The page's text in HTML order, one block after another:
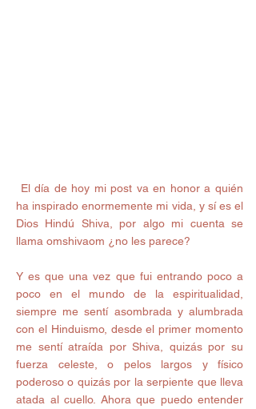
ha inspirado enormemente mi vida, y sí es el
Dios Hindú Shiva, por algo mi cuenta se
llama omshivaom ¿no les parece?
Y es que una vez que fui entrando poco a
poco en el mundo de la espiritualidad,
siempre me sentí asombrada y alumbrada
con el Hinduismo, desde el primer momento
me sentí atraída por Shiva, quizás por su
fuerza celeste, o pelos largos y físico
poderoso o quizás por la serpiente que lleva
atada al cuello. Ahora que puedo entender